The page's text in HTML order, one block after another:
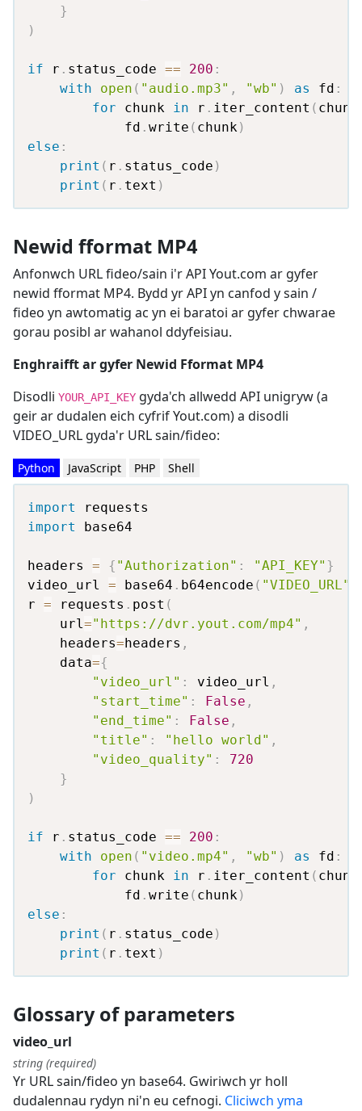
}
)
if r . status_code == 200 :
with
open ( "audio.mp3" , "wb" ) as fd :
for chunk in r . iter_content (
            fd
. write ( chunk )
else :
print ( r . status_code )
print ( r . text )
Newid fformat MP4
Anfonwch URL fideo/sain i'r API Yout.com ar gyfer
newid fformat MP4. Bydd yr API yn canfod y sain /
fideo yn awtomatig ac yn ei baratoi ar gyfer chwarae
gorau posibl ar wahanol ddyfeisiau.
Enghraifft ar gyfer Newid Fformat MP4
Disodli YOUR_API_KEY gyda'ch allwedd API unigryw (a
geir ar dudalen eich cyfrif Yout.com) a disodli
VIDEO_URL gyda'r URL sain/fideo:
Python JavaScript PHP Shell
import
import base64
headers = { "Authorization" : "API_KEY" }
video_url = base64 . b64encode ( "VIDEO_URL"
r = requests . post (
    url
="https://dvr.yout.com/mp4" ,
    headers
=headers ,
    data
={
"video_url" : video_url ,
"start_time" : False ,
"end_time" : False ,
"title" : "hello world" ,
"video_quality" :
720
}
)
if r . status_code == 200 :
with
open ( "video.mp4" , "wb" ) as fd :
for chunk in r . iter_content (
            fd
. write ( chunk )
else :
print ( r . status_code )
print ( r . text )
Glossary of parameters
video_url
string (required)
Yr URL sain/fideo yn base64. Gwiriwch yr holl
dudalennau rydyn ni'n eu cefnogi. Cliciwch yma